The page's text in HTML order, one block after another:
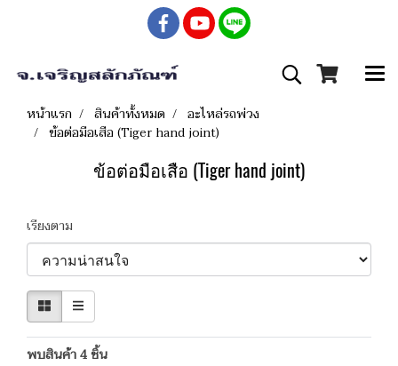
หน้าแรก สินค้าทั้งหมด
อะไหล่รถพ่วง
ข้อต่อมือเสือ (Tiger hand joint)
ข้อต่อมือเสือ (Tiger hand joint)
เรียงตาม
พบสินค้า 4 ชิ้น